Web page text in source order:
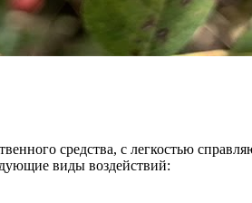
средства, с легкостью
виды воздействий: